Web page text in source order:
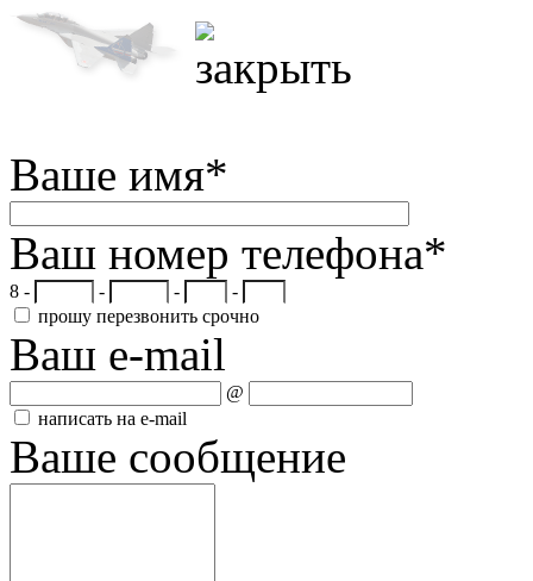
Ваше имя*
Ваш номер телефона*
8 - - -
-
прошу перезвонить срочно
Ваш e-mail
@
написать на e-mail
Ваше сообщение